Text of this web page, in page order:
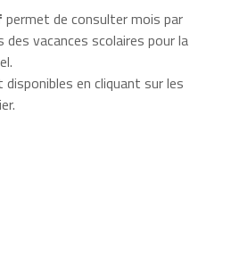
permet de consulter mois par
vacances scolaires pour la
en cliquant sur les